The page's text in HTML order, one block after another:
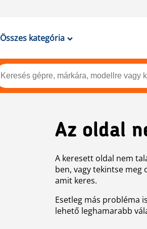
Összes kategória
Az oldal
A keresett oldal nem
ben, vagy tekintse
amit keres.
Esetleg más probléma
lehető leghamarabb